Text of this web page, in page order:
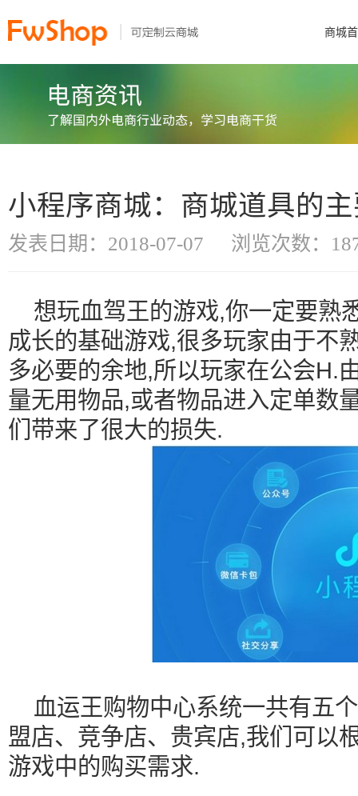
商城
小程序商城：商城道具的
发表日期：2018-07-07 浏览次数：
想玩血驾王的游戏,你一定要熟
成长的基础游戏,很多玩家由于不
多必要的余地,所以玩家在公会H.
量无用物品,或者物品进入定单数
们带来了很大的损失.
血运王购物中心系统一共有五
盟店、竞争店、贵宾店,我们可以
游戏中的购买需求.